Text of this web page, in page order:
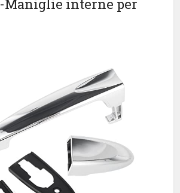
-Maniglie interne per